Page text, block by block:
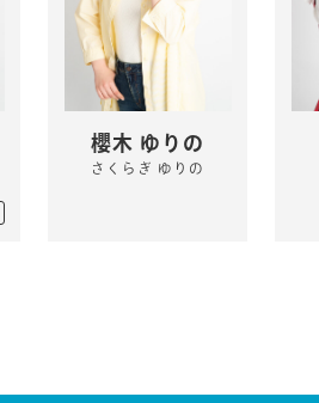
櫻木 ゆりの
さくらぎ ゆりの